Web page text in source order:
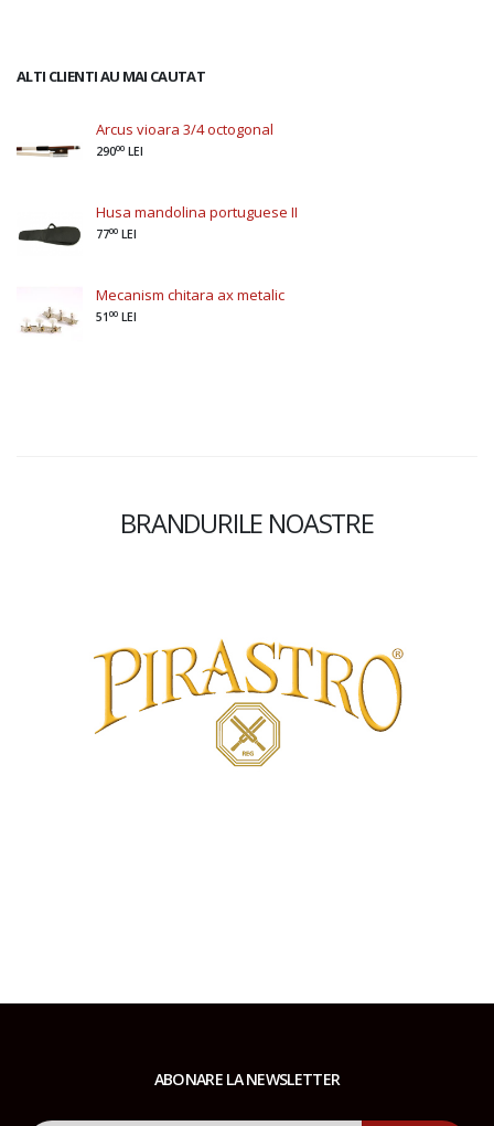
ALTI CLIENTI AU MAI CAUTAT
Arcus vioara 3/4 octogonal
29000 LEI
Husa mandolina portuguese II
7700 LEI
Mecanism chitara ax metalic
51 00 LEI
BRANDURILE NOASTRE
ABONARE LA NEWSLETTER